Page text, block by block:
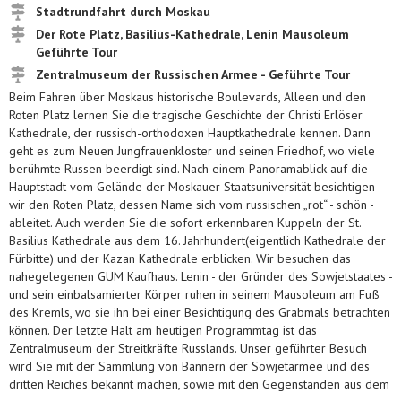
Stadtrundfahrt durch Moskau
Der Rote Platz, Basilius-Kathedrale, Lenin Mausoleum
Geführte Tour
Zentralmuseum der Russischen Armee - Geführte Tour
Beim Fahren über Moskaus historische Boulevards, Alleen und den
Roten Platz lernen Sie die tragische Geschichte der Christi Erlöser
Kathedrale, der russisch-orthodoxen Hauptkathedrale kennen. Dann
geht es zum Neuen Jungfrauenkloster und seinen Friedhof, wo viele
berühmte Russen beerdigt sind. Nach einem Panoramablick auf die
Hauptstadt vom Gelände der Moskauer Staatsuniversität besichtigen
wir den Roten Platz, dessen Name sich vom russischen „rot“ - schön -
ableitet. Auch werden Sie die sofort erkennbaren Kuppeln der St.
Basilius Kathedrale aus dem 16. Jahrhundert(eigentlich Kathedrale der
Fürbitte) und der Kazan Kathedrale erblicken. Wir besuchen das
nahegelegenen GUM Kaufhaus. Lenin - der Gründer des Sowjetstaates -
und sein einbalsamierter Körper ruhen in seinem Mausoleum am Fuß
des Kremls, wo sie ihn bei einer Besichtigung des Grabmals betrachten
können. Der letzte Halt am heutigen Programmtag ist das
Zentralmuseum der Streitkräfte Russlands. Unser geführter Besuch
wird Sie mit der Sammlung von Bannern der Sowjetarmee und des
dritten Reiches bekannt machen, sowie mit den Gegenständen aus dem